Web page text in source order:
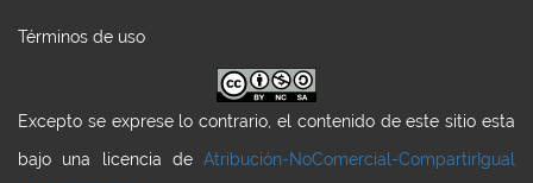
Términos de uso
Excepto se exprese lo contrario, el contenido de este sitio esta
bajo una licencia de Atribución-NoComercial-CompartirIgual